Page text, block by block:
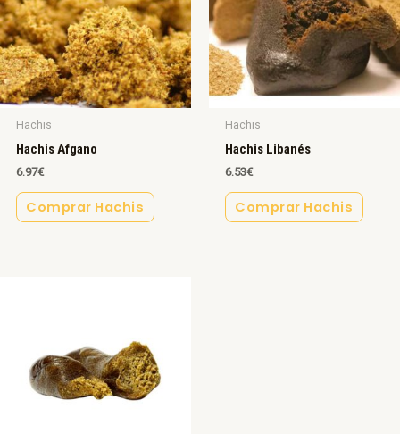
Hachis
Hachis Afgano
6.97€
Comprar Hachis
Hachis
Hachis Libanés
6.53€
Comprar Hachis